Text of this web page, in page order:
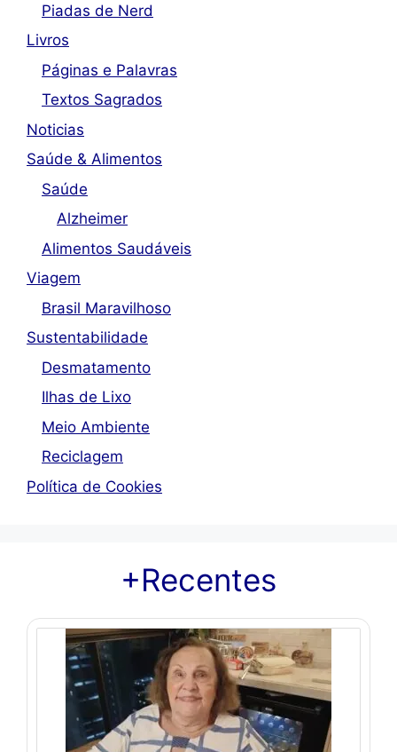
Piadas de Nerd
Livros
Páginas e Palavras
Textos Sagrados
Noticias
Saúde & Alimentos
Saúde
Alzheimer
Alimentos Saudáveis
Viagem
Brasil Maravilhoso
Sustentabilidade
Desmatamento
Ilhas de Lixo
Meio Ambiente
Reciclagem
Política de Cookies
+Recentes